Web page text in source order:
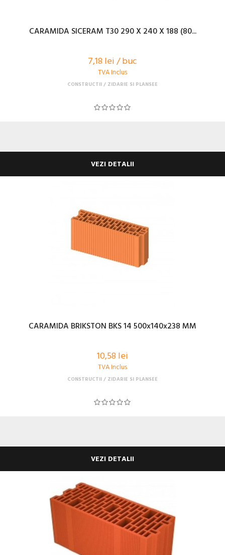
CARAMIDA SICERAM T30 290 X 240 X 188 (80...
7,18 lei / buc
TVA Inclus
CONSTRUCTII ZIDARIE SI PLANSEE
VEZI DETALII
CARAMIDA BRIKSTON BKS 14 500x140x238 MM
10,58 lei
TVA Inclus
CONSTRUCTII ZIDARIE SI PLANSEE
VEZI DETALII